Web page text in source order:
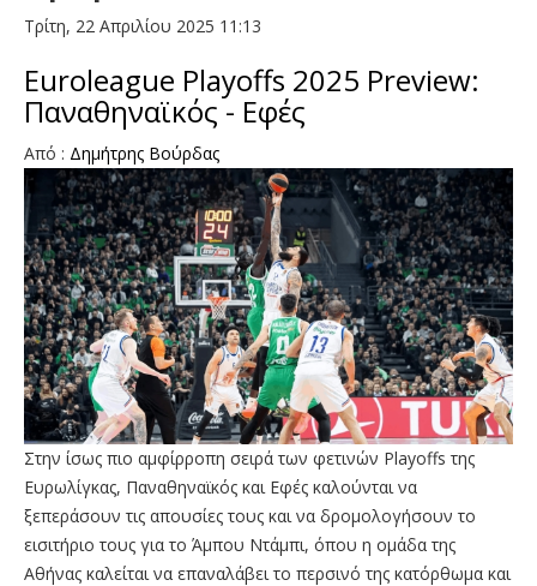
Τρίτη, 22 Απριλίου 2025 11:13
Euroleague Playoffs 2025 Preview:
Παναθηναϊκός - Εφές
Από : Δημήτρης Bούρδας
Στην ίσως πιο αμφίρροπη σειρά των φετινών Playoffs της
Ευρωλίγκας, Παναθηναϊκός και Εφές καλούνται να
ξεπεράσουν τις απουσίες τους και να δρομολογήσουν το
εισιτήριο τους για το Άμπου Ντάμπι, όπου η ομάδα της
Αθήνας καλείται να επαναλάβει το περσινό της κατόρθωμα και